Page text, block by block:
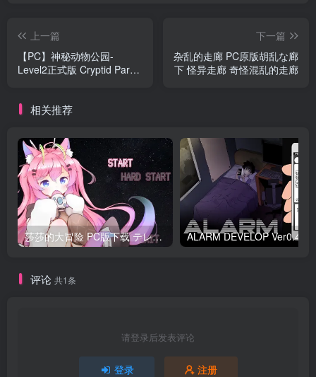
上一篇
【PC】神秘动物公园-
Level2正式版 Cryptid Park
下一篇
杂乱的走廊 PC原版胡乱な廊
下 怪异走廊 奇怪混乱的走廊
相关推荐
莎莎的大冒险 PC版下载 テレサちゃんミニゲーム! 莎莎あどべんちゃー
评论 共1条
请登录后发表评论
登录 注册